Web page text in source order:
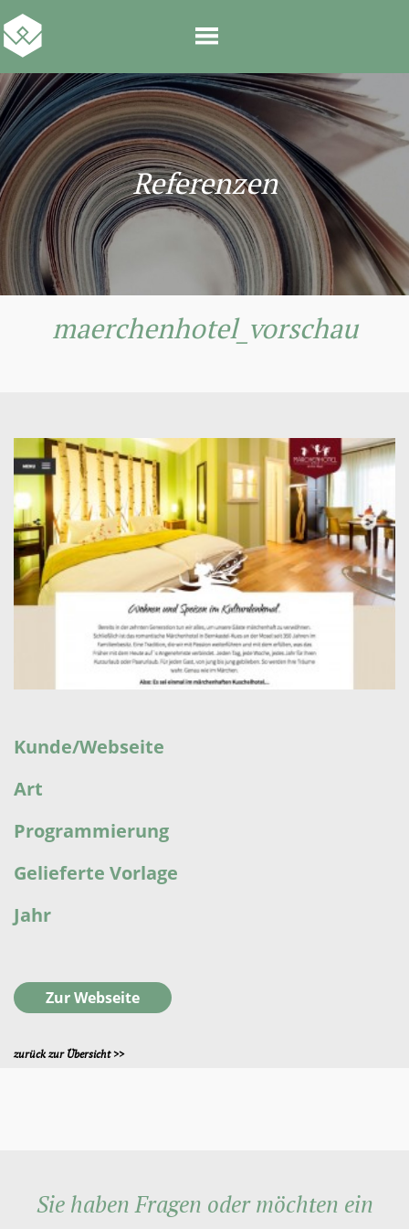
Referenzen
maerchenhotel_vorschau
Kunde/Webseite
Art
Programmierung
Gelieferte Vorlage
Jahr
Zur Webseite
zurück zur Übersicht >>
Sie haben Fragen oder möchten ein